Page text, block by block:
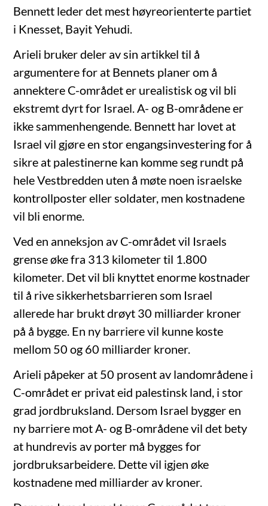
Bennett leder det mest høyreorienterte partiet
i Knesset, Bayit Yehudi.
Arieli bruker deler av sin artikkel til å
argumentere for at Bennets planer om å
annektere C-området er urealistisk og vil bli
ekstremt dyrt for Israel. A- og B-områdene er
ikke sammenhengende. Bennett har lovet at
Israel vil gjøre en stor engangsinvestering for å
sikre at palestinerne kan komme seg rundt på
hele Vestbredden uten å møte noen israelske
kontrollposter eller soldater, men kostnadene
vil bli enorme.
Ved en anneksjon av C-området vil Israels
grense øke fra 313 kilometer til 1.800
kilometer. Det vil bli knyttet enorme kostnader
til å rive sikkerhetsbarrieren som Israel
allerede har brukt drøyt 30 milliarder kroner
på å bygge. En ny barriere vil kunne koste
mellom 50 og 60 milliarder kroner.
Arieli påpeker at 50 prosent av landområdene i
C-området er privat eid palestinsk land, i stor
grad jordbruksland. Dersom Israel bygger en
ny barriere mot A- og B-områdene vil det bety
at hundrevis av porter må bygges for
jordbruksarbeidere. Dette vil igjen øke
kostnadene med milliarder av kroner.